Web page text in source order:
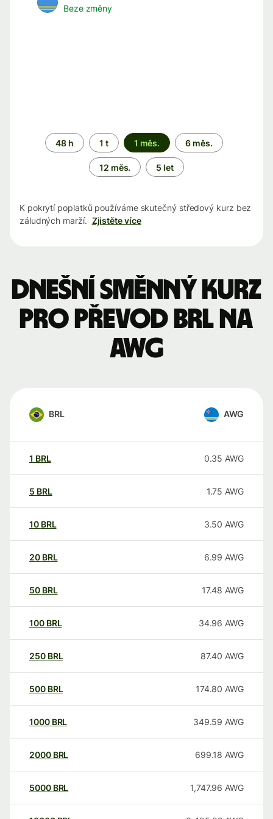
Beze změny
Časové
období
48 h 1 t 1 měs. 6 měs.
12 měs. 5 let
K pokrytí poplatků používáme skutečný středový kurz bez
záludných marží. Zjistěte více
Dnešní směnný kurz
pro převod BRL na
AWG
BRL AWG
1 BRL 0.35 AWG
5 BRL 1.75 AWG
10 BRL 3.50 AWG
20 BRL 6.99 AWG
50 BRL 17.48 AWG
100 BRL 34.96 AWG
250 BRL 87.40 AWG
500 BRL 174.80 AWG
1000 BRL 349.59 AWG
2000 BRL 699.18 AWG
5000 BRL 1,747.96 AWG